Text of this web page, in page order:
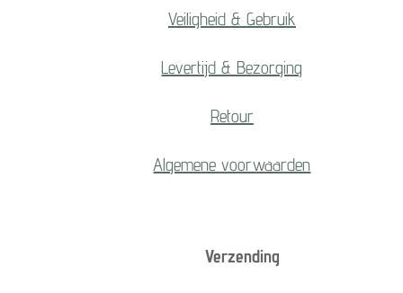
Veiligheid & Gebruik
Levertijd & Bezorging
Retour
Algemene voorwaarden
Verzending